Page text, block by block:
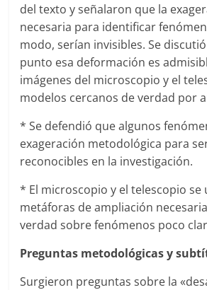
del texto y señalaron que la
necesaria para identificar
modo, serían invisibles. Se
punto esa deformación es
imágenes del microscopio y el
modelos cercanos de verdad por
* Se defendió que algunos
exageración metodológica para
reconocibles en la investigación.
* El microscopio y el telescopio se
metáforas de ampliación
verdad sobre fenómenos poco
Preguntas metodológicas y
Surgieron preguntas sobre la